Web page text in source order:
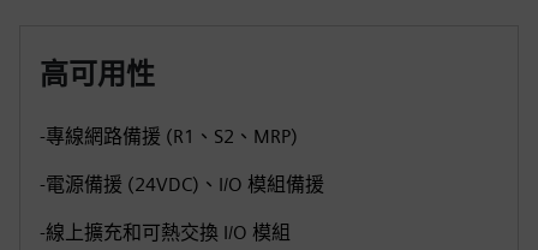
高可用性
-專線網路備援 (R1、S2、MRP)
-電源備援 (24VDC)、I/O 模組備援
-線上擴充和可熱交換 I/O 模組